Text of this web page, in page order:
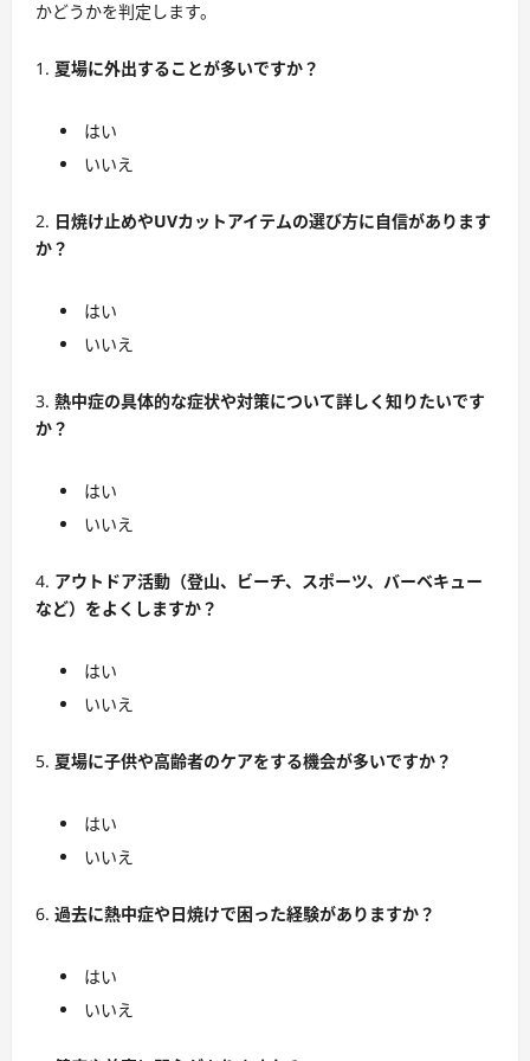
かどうかを判定します。
夏場に外出することが多いですか？
はい
いいえ
日焼け止めやUVカットアイテムの選び方に自信があります
か？
はい
いいえ
熱中症の具体的な症状や対策について詳しく知りたいです
か？
はい
いいえ
アウトドア活動（登山、ビーチ、スポーツ、バーベキュー
など）をよくしますか？
はい
いいえ
夏場に子供や高齢者のケアをする機会が多いですか？
はい
いいえ
過去に熱中症や日焼けで困った経験がありますか？
はい
いいえ